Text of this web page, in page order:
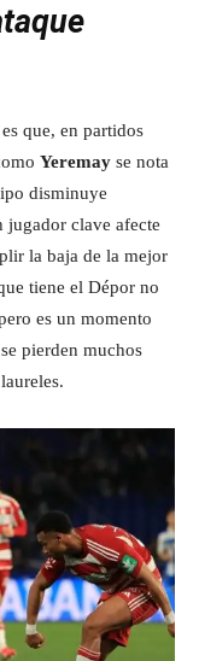
que, en partidos
Yeremay se nota
disminuye
jugador clave afecte
la baja de la mejor
tiene el Dépor no
es un momento
pierden muchos